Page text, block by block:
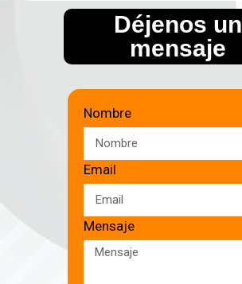
Déjenos un
mensaje
Nombre
Email
Mensaje